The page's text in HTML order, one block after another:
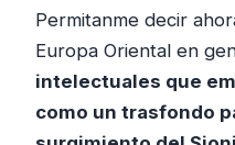
Permitanme decir
Europa Oriental en
intelectuales que
como un trasfondo